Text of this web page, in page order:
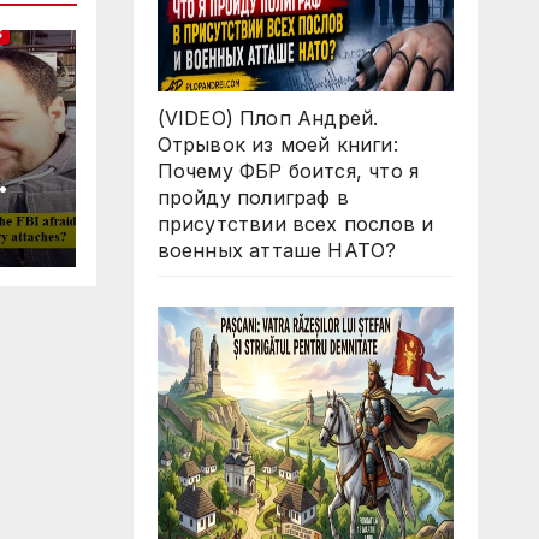
in
(VIDEO) Плоп Андрей.
Отрывок из моей книги:
Почему ФБР боится, что я
пройду полиграф в
присутствии всех послов и
военных атташе НАТО?